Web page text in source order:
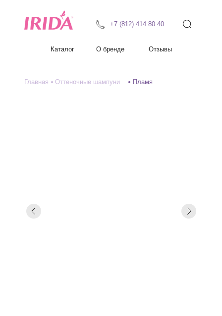
Отзывы
О бренде
Каталог
+7 (812) 414 80 40
Главная Оттеночные шампуни Пламя